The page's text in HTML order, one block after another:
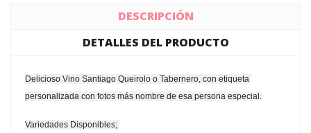
DESCRIPCIÓN
DETALLES DEL PRODUCTO
Delicioso Vino Santiago Queirolo o Tabernero, con etiqueta
personalizada con fotos más nombre de esa persona especial.
Variedades Disponibles;